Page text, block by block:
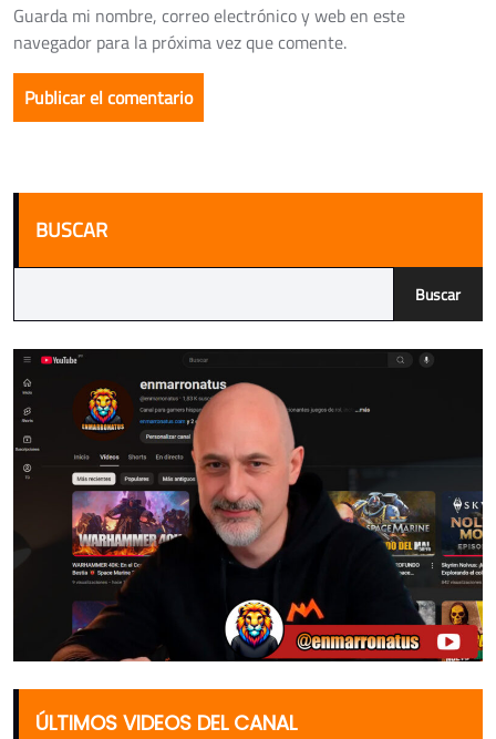
Guarda mi nombre, correo electrónico y web en este
navegador para la próxima vez que comente.
BUSCAR
Buscar
ÚLTIMOS VIDEOS DEL CANAL